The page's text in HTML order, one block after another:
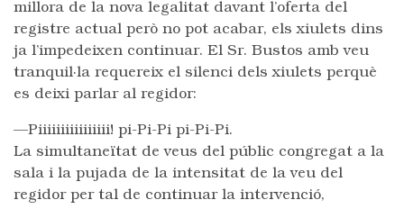
millora de la nova legalitat davant l’oferta del
registre actual però no pot acabar, els xiulets dins
ja l’impedeixen continuar. El Sr. Bustos amb veu
tranquil·la requereix el silenci dels xiulets perquè
es deixi parlar al regidor:
—Piiiiiiiiiiiiiiii! pi-Pi-Pi pi-Pi-Pi.
La simultaneïtat de veus del públic congregat a la
sala i la pujada de la intensitat de la veu del
regidor per tal de continuar la intervenció,